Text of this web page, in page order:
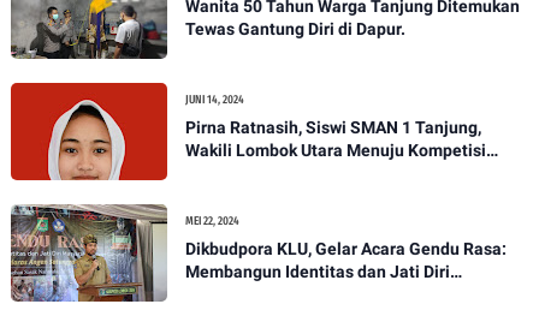
Wanita 50 Tahun Warga Tanjung Ditemukan
Tewas Gantung Diri di Dapur.
JUNI 14, 2024
Pirna Ratnasih, Siswi SMAN 1 Tanjung,
Wakili Lombok Utara Menuju Kompetisi
MEI 22, 2024
Dikbudpora KLU, Gelar Acara Gendu Rasa:
Membangun Identitas dan Jati Diri